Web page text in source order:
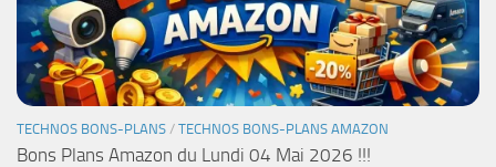
TECHNOS BONS-PLANS / TECHNOS BONS-PLANS AMAZON
Bons Plans Amazon du Lundi 04 Mai 2026 !!!